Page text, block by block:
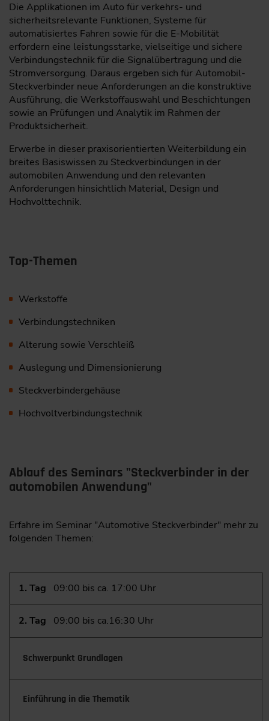
Die Applikationen im Auto für verkehrs- und
sicherheitsrelevante Funktionen, Systeme für
automatisiertes Fahren sowie für die E-Mobilität
erfordern eine leistungsstarke, vielseitige und sichere
Verbindungstechnik für die Signalübertragung und die
Stromversorgung. Daraus ergeben sich für Automobil-
Steckverbinder neue Anforderungen an die konstruktive
Ausführung, die Werkstoffauswahl und Beschichtungen
sowie an Prüfungen und Analytik im Rahmen der
Produktsicherheit.
Erwerbe in dieser praxisorientierten Weiterbildung ein
breites Basiswissen zu Steckverbindungen in der
automobilen Anwendung und den relevanten
Anforderungen hinsichtlich Material, Design und
Hochvolttechnik.
Top-Themen
Werkstoffe
Verbindungstechniken
Alterung sowie Verschleiß
Auslegung und Dimensionierung
Steckverbindergehäuse
Hochvoltverbindungstechnik
Ablauf des Seminars "Steckverbinder in der
automobilen Anwendung"
Erfahre im Seminar "Automotive Steckverbinder" mehr zu
folgenden Themen:
1. Tag 09:00 bis ca. 17:00 Uhr
2. Tag 09:00 bis ca.16:30 Uhr
Schwerpunkt Grundlagen
Einführung in die Thematik